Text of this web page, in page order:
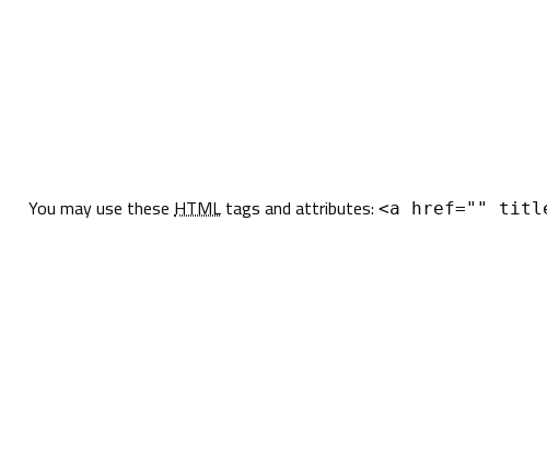
You may use theseHTMLtags and attributes: <a href=""